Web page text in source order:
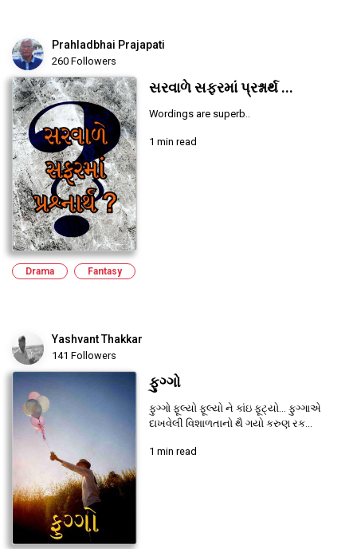
Prahladbhai Prajapati
260 Followers
સરવાળે સફરમાં પ્રશ્નાર્થ ...
Wordings are superb..
1 min read
Drama Fantasy
Yashvant Thakkar
141 Followers
ફુગ્ગો
ફુગ્ગો ફૂલ્યો ફૂલ્યો ને કાંઇ ફૂટ્યો... ફુગ્ગાએ
દાખવેલી વિશાળતાનો થૈ ગયો કરુણ રક...
1 min read